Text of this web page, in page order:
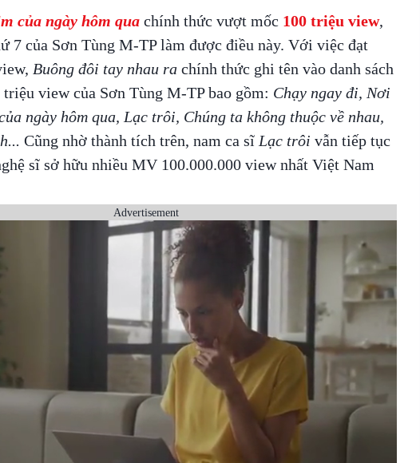
của ngày hôm quachính thức vượt mốc 100 triệu view,
7 của Sơn Tùng M-TP làm được điều này. Với việc đạt
Buông đôi tay nhau rachính thức ghi tên vào danh sách
view của Sơn Tùng M-TP bao gồm: Chạy ngay đi, Nơi
ngày hôm qua, Lạc trôi, Chúng ta không thuộc về nhau,
Cũng nhờ thành tích trên, nam ca sĩ Lạc trôi vẫn tiếp tục
sĩ sở hữu nhiều MV 100.000.000 view nhất Việt Nam
Advertisement